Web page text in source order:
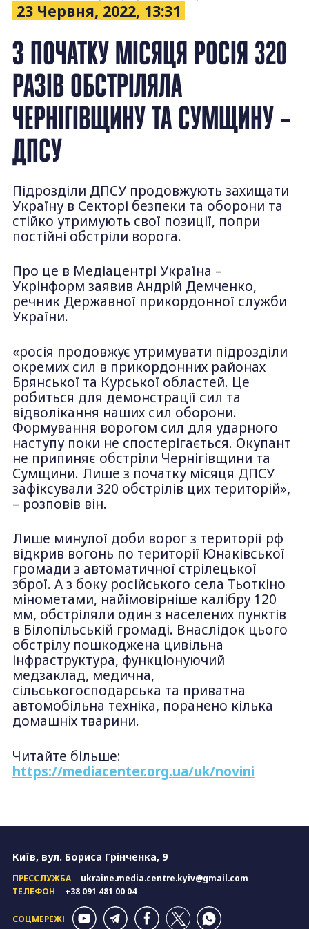
23 Червня, 2022, 13:31
З ПОЧАТКУ МІСЯЦЯ РОСІЯ 320
РАЗІВ ОБСТРІЛЯЛА
ЧЕРНІГІВЩИНУ ТА СУМЩИНУ –
ДПСУ
Підрозділи ДПСУ продовжують захищати
Україну в Секторі безпеки та оборони та
стійко утримують свої позиції, попри
постійні обстріли ворога.
Про це в Медіацентрі Україна –
Укрінформ заявив Андрій Демченко,
речник Державної прикордонної служби
України.
«росія продовжує утримувати підрозділи
окремих сил в прикордонних районах
Брянської та Курської областей. Це
робиться для демонстрації сил та
відволікання наших сил оборони.
Формування ворогом сил для ударного
наступу поки не спостерігається. Окупант
не припиняє обстріли Чернігівщини та
Сумщини. Лише з початку місяця ДПСУ
зафіксували 320 обстрілів цих територій»,
– розповів він.
Лише минулої доби ворог з території рф
відкрив вогонь по території Юнаківської
громади з автоматичної стрілецької
зброї. А з боку російського села Тьоткіно
мінометами, найімовірніше калібру 120
мм, обстріляли один з населених пунктів
в Білопільській громаді. Внаслідок цього
обстрілу пошкоджена цивільна
інфраструктура, функціонуючий
медзаклад, медична,
сільськогосподарська та приватна
автомобільна техніка, поранено кілька
домашніх тварини.
Читайте більше:
https://mediacenter.org.ua/uk/novini
Київ, вул. Бориса Грінченка, 9
ПРЕССЛУЖБА
ukraine.media.centre.kyiv@gmail.com
ТЕЛЕФОН
+38 091 481 00 04
СОЦМЕРЕЖІ